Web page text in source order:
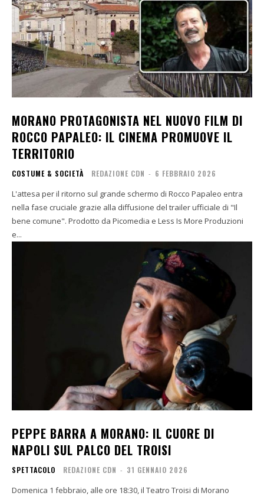
MORANO PROTAGONISTA NEL NUOVO FILM DI
ROCCO PAPALEO: IL CINEMA PROMUOVE IL
TERRITORIO
COSTUME & SOCIETÀ REDAZIONE CDN - 6 FEBBRAIO 2026
L'attesa per il ritorno sul grande schermo di Rocco Papaleo entra
nella fase cruciale grazie alla diffusione del trailer ufficiale di "Il
bene comune". Prodotto da Picomedia e Less Is More Produzioni
e...
PEPPE BARRA A MORANO: IL CUORE DI
NAPOLI SUL PALCO DEL TROISI
SPETTACOLO REDAZIONE CDN - 31 GENNAIO 2026
Domenica 1 febbraio, alle ore 18:30, il Teatro Troisi di Morano